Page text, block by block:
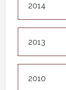
2014
2013
2010